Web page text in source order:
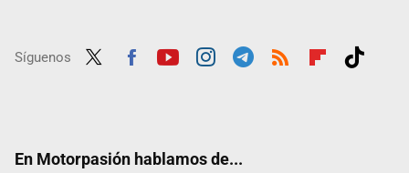
Síguenos
En Motorpasión hablamos de...